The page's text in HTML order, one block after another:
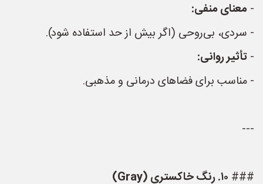
- معنای منفی:
- سردی، بی‌روحی (اگر بیش از حد استفاده شود).
- تأثیر روانی:
- مناسب برای فضاهای درمانی و مذهبی.
---
### ۱۰. رنگ خاکستری (Gray)